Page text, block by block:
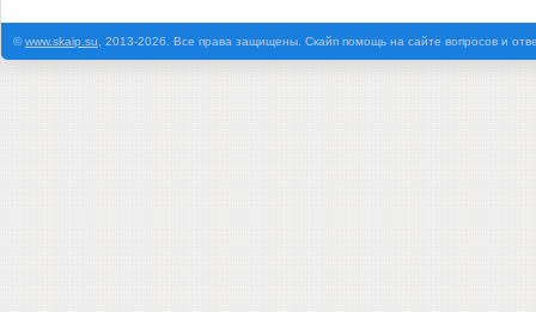
©www.skaip.su , 2013-2026. Все права защищены. Скайп помощь на сайте вопросов и